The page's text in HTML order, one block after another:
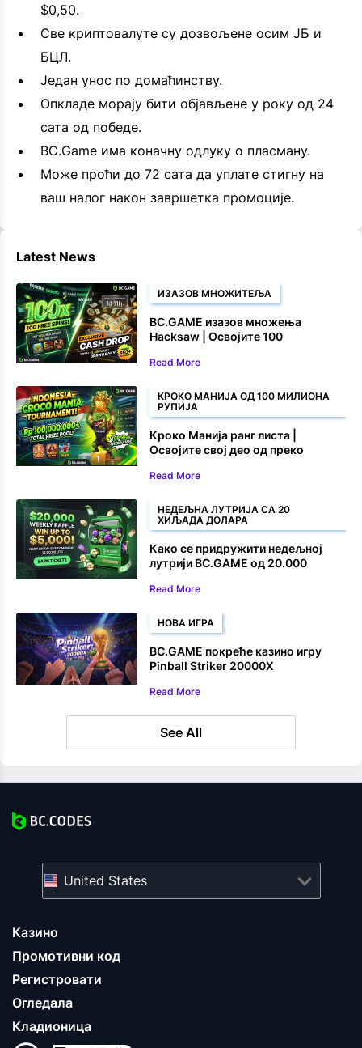
$0,50.
Све криптовалуте су дозвољене осим ЈБ и
БЦЛ.
Један унос по домаћинству.
Опкладе морају бити објављене у року од 24
сата од победе.
BC.Game има коначну одлуку о пласману.
Може проћи до 72 сата да уплате стигну на
ваш налог након завршетка промоције.
Latest News
ИЗАЗОВ МНОЖИТЕЉА
BC.GAME изазов множења
Hacksaw | Освојите 100
награде
Read More
КРОКО МАНИЈА ОД 100 МИЛИОНА
РУПИЈА
Кроко Манија ранг листа |
Освојите свој део од преко
Read More
НЕДЕЉНА ЛУТРИЈА СА 20
ХИЉАДА ДОЛАРА
Како се придружити недељној
лутрији BC.GAME од 20.000
Read More
НОВА ИГРА
BC.GAME покреће казино игру
Pinball Striker 20000X
Read More
See All
Казино
Промотивни код
Регистровати
Огледала
Кладионица
United States